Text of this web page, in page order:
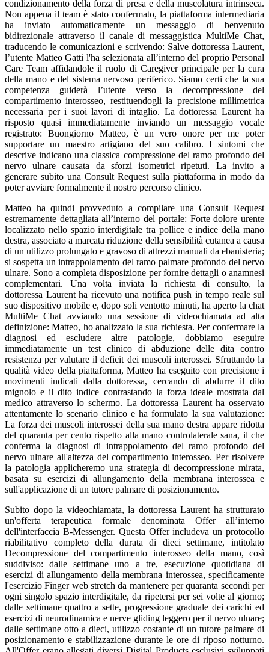
condizionamento della forza di presa e della muscolatura intrinseca.
Non appena il team è stato confermato, la piattaforma intermediaria
ha inviato automaticamente un messaggio di benvenuto
bidirezionale attraverso il canale di messaggistica MultiMe Chat,
traducendo le comunicazioni e scrivendo: Salve dottoressa Laurent,
l’utente Matteo Gatti l'ha selezionata all’interno del proprio Personal
Care Team affidandole il ruolo di Caregiver principale per la cura
della mano e del sistema nervoso periferico. Siamo certi che la sua
competenza guiderà l’utente verso la decompressione del
compartimento interosseo, restituendogli la precisione millimetrica
necessaria per i suoi lavori di intaglio. La dottoressa Laurent ha
risposto quasi immediatamente inviando un messaggio vocale
registrato: Buongiorno Matteo, è un vero onore per me poter
supportare un maestro artigiano del suo calibro. I sintomi che
descrive indicano una classica compressione del ramo profondo del
nervo ulnare causata da sforzi isometrici ripetuti. La invito a
generare subito una Consult Request sulla piattaforma in modo da
poter avviare formalmente il nostro percorso clinico.
Matteo ha quindi provveduto a compilare una Consult Request
estremamente dettagliata all’interno del portale: Forte dolore urente
localizzato nello spazio interdigitale tra pollice e indice della mano
destra, associato a marcata riduzione della sensibilità cutanea a causa
di un utilizzo prolungato e gravoso di attrezzi manuali da ebanisteria;
si sospetta un intrappolamento del ramo palmare profondo del nervo
ulnare. Sono a completa disposizione per fornire dettagli o anamnesi
complementari. Una volta inviata la richiesta di consulto, la
dottoressa Laurent ha ricevuto una notifica push in tempo reale sul
suo dispositivo mobile e, dopo soli ventotto minuti, ha aperto la chat
MultiMe Chat avviando una sessione di videochiamata ad alta
definizione: Matteo, ho analizzato la sua richiesta. Per confermare la
diagnosi ed escludere altre patologie, dobbiamo eseguire
immediatamente un test clinico di abduzione delle dita contro
resistenza per valutare il deficit dei muscoli interossei. Sfruttando la
qualità video della piattaforma, Matteo ha eseguito con precisione i
movimenti indicati dalla dottoressa, cercando di abdurre il dito
mignolo e il dito indice contrastando la forza ideale mostrata dal
medico attraverso lo schermo. La dottoressa Laurent ha osservato
attentamente lo scenario clinico e ha formulato la sua valutazione:
La forza dei muscoli interossei della sua mano destra appare ridotta
del quaranta per cento rispetto alla mano controlaterale sana, il che
conferma la diagnosi di intrappolamento del ramo profondo del
nervo ulnare all'altezza del compartimento interosseo. Per risolvere
la patologia applicheremo una strategia di decompressione mirata,
basata su esercizi di allungamento della membrana interossea e
sull'applicazione di un tutore palmare di posizionamento.
Subito dopo la videochiamata, la dottoressa Laurent ha strutturato
un'offerta terapeutica formale denominata Offer all’interno
dell'interfaccia B-Messenger. Questa Offer includeva un protocollo
riabilitativo completo della durata di dieci settimane, intitolato
Decompressione del compartimento interosseo della mano, così
suddiviso: dalle settimane uno a tre, esecuzione quotidiana di
esercizi di allungamento della membrana interossea, specificamente
l'esercizio Finger web stretch da mantenere per quaranta secondi per
ogni singolo spazio interdigitale, da ripetersi per sei volte al giorno;
dalle settimane quattro a sette, progressione graduale dei carichi ed
esercizi di neurodinamica e nerve gliding leggero per il nervo ulnare;
dalle settimane otto a dieci, utilizzo costante di un tutore palmare di
posizionamento e stabilizzazione durante le ore di riposo notturno.